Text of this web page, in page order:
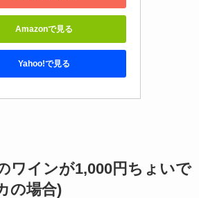
Amazonで見る
Yahoo!で見る
ワインが1,000円ちょいで
の場合)